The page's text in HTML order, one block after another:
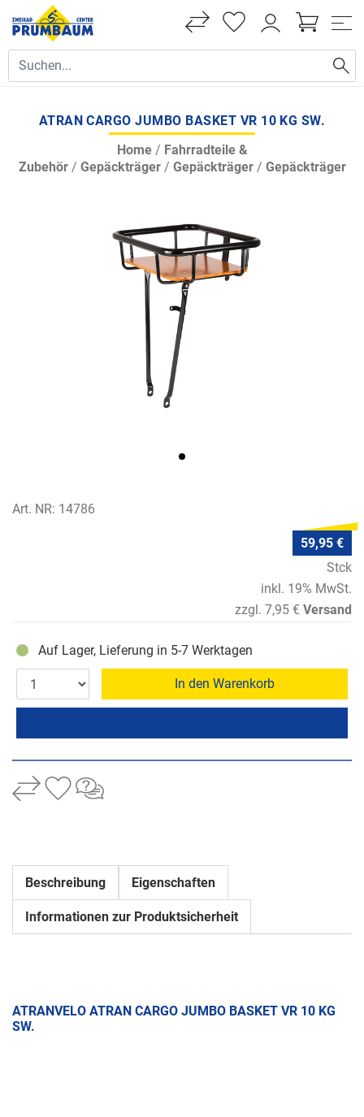
ATRAN CARGO JUMBO BASKET VR 10 KG SW.
Home/ Fahrradteile &
Zubehör/ Gepäckträger/ Gepäckträger/ Gepäckträger
Art. NR: 14786
59,95 €
Stck
inkl. 19% MwSt.
zzgl. 7,95 € Versand
Auf Lager, Lieferung in 5-7 Werktagen
In den Warenkorb
Beschreibung Eigenschaften
Informationen zur Produktsicherheit
ATRANVELO ATRAN CARGO JUMBO BASKET VR 10 KG
SW.